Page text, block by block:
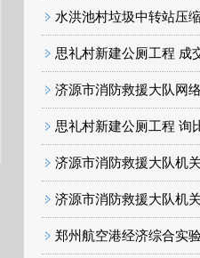
水洪池村垃圾中转站压
思礼村新建公厕工程 成
济源市消防救援大队网
思礼村新建公厕工程 询
济源市消防救援大队机
济源市消防救援大队机
郑州航空港经济综合实